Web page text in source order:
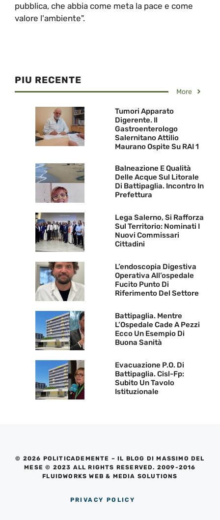
pubblica, che abbia come meta la pace e come
valore l'ambiente".
PIU RECENTE
More
Tumori Apparato
Digerente. Il
Gastroenterologo
Salernitano Attilio
Maurano Ospite Su RAI 1
Balneazione E Qualità
Delle Acque Sul Litorale
Di Battipaglia. Incontro In
Prefettura
Lega Salerno, Si Rafforza
Sul Territorio: Nominati I
Nuovi Commissari
Cittadini
L’endoscopia Digestiva
Operativa All’ospedale
Fucito Punto Di
Riferimento Del Settore
Battipaglia. Mentre
L’Ospedale Cade A Pezzi
Ecco Un Esempio Di
Buona Sanità
Evacuazione P.O. Di
Battipaglia. Cisl-Fp:
Subito Un Tavolo
Istituzionale
© 2026 POLITICADEMENTE – IL BLOG DI MASSIMO DEL
MESE © 2023 ALL RIGHTS RESERVED. 2009-2016
FLUIDWORKS WEB & MEDIA SOLUTIONS
PRIVACY POLICY